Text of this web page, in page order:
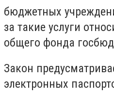
бюджетных
за такие услуги
общего фонда
Закон
электронных